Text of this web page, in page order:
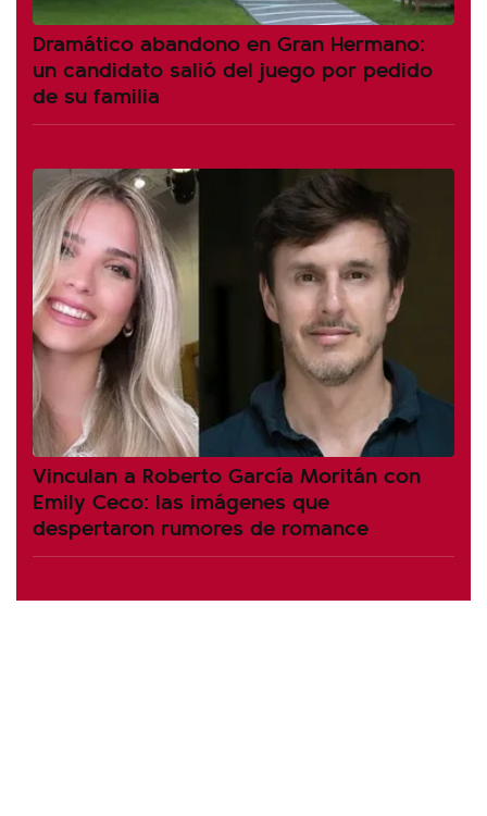
Dramático abandono en Gran Hermano:
un candidato salió del juego por pedido
de su familia
Vinculan a Roberto García Moritán con
Emily Ceco: las imágenes que
despertaron rumores de romance